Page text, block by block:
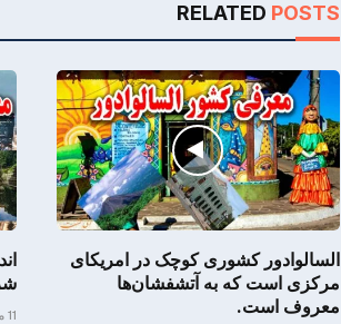
RELATED POSTS
السالوادور کشوری کوچک در امریکای
مرکزی است که به آتشفشان‌ها
معروف است.
11 ماه پیش